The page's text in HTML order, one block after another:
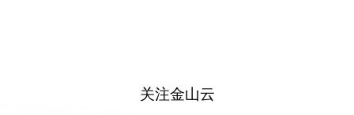
关注金山云